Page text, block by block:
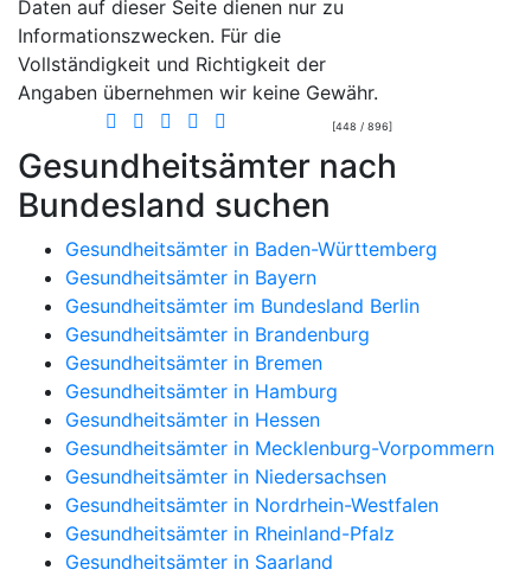
Daten auf dieser Seite dienen nur zu
Informationszwecken. Für die
Vollständigkeit und Richtigkeit der
Angaben übernehmen wir keine Gewähr.
[448 / 896]
Gesundheitsämter nach
Bundesland suchen
Gesundheitsämter in Baden-Württemberg
Gesundheitsämter in Bayern
Gesundheitsämter im Bundesland Berlin
Gesundheitsämter in Brandenburg
Gesundheitsämter in Bremen
Gesundheitsämter in Hamburg
Gesundheitsämter in Hessen
Gesundheitsämter in Mecklenburg-Vorpommern
Gesundheitsämter in Niedersachsen
Gesundheitsämter in Nordrhein-Westfalen
Gesundheitsämter in Rheinland-Pfalz
Gesundheitsämter in Saarland